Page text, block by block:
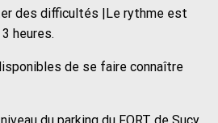
des difficultés |Le rythme est
heures.
de se faire connaître
du parking du FORT de Sucy